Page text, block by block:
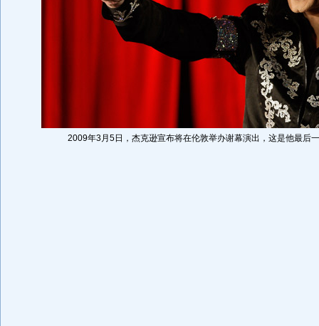
2009年3月5日，杰克逊宣布将在伦敦举办谢幕演出，这是他最后